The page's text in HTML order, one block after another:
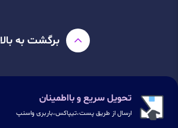
برگشت به بالا
تحویل سریع و بااطمینان
ارسال از طریق پست،تیپاکس،باربری واسنپ